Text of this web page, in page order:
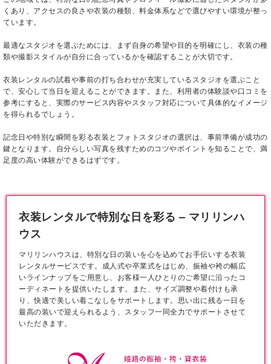
くあり、アクセスの良さや衣装の種類、料金体系などで選びやすい環境が整っ
ています。
最適なスタジオを選ぶためには、まず自身の希望や目的を明確にし、衣装の種
類や撮影スタイルが自分に合っているかを確認することが大切です。
衣装レンタルの試着や事前の打ち合わせが充実しているスタジオを選ぶこと
で、安心して当日を迎えることができます。また、利用者の体験談や口コミを
参考にすると、実際のサービス内容やスタッフ対応について具体的なイメージ
を得られるでしょう。
記念日や特別な瞬間を彩る衣装とフォトスタジオの選択は、事前準備が成功の
鍵となります。自分らしい写真を残すためのコツやポイントを知ることで、満
足度の高い体験ができるはずです。
衣装レンタルで特別な日を彩る – マリリンハ
ウス
マリリンハウスは、特別な日の装いを心を込めてお手伝いする衣装
レンタルサービスです。成人式や卒業式をはじめ、振袖や袴の幅広
いラインナップをご用意し、お客様一人ひとりのご希望に沿ったコ
ーディネートを提供いたします。また、サイズ調整や着付けも承
り、快適で美しい着こなしをサポートします。思い出に残る一日を
最高の装いで迎えられるよう、スタッフ一同全力でサポートさせて
いただきます。